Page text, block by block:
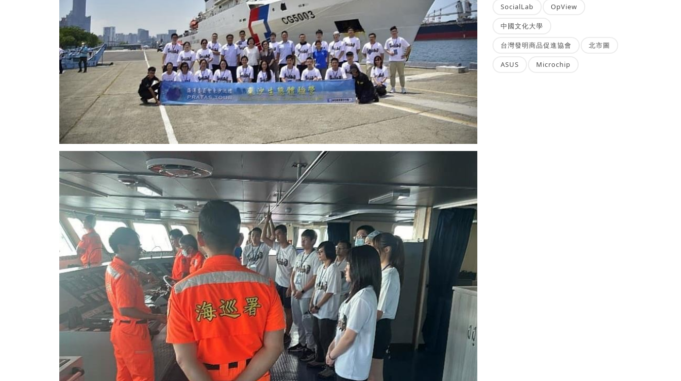
SocialLab OpView
中國文化大學
台灣發明商品促進協會 北市圖
ASUS Microchip